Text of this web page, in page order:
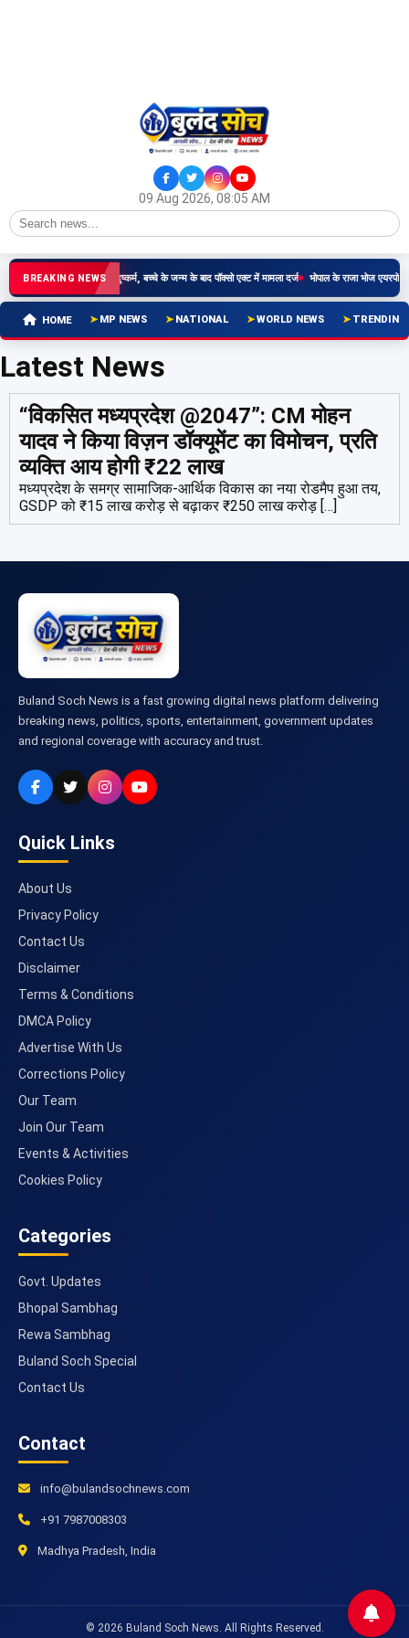
09 Aug 2026, 08:05 AM
BREAKING NEWS
किशोरी से रिश्तेदार ने किया दुष्कर्म, बच्चे के जन्म के बाद पॉक्सो एक्ट में मामला दर्ज भोपाल के राजा भोज
HOME MP NEWS NATIONAL WORLD NEWS TRENDING
Latest News
“विकसित मध्यप्रदेश @2047”: CM मोहन
यादव ने किया विज़न डॉक्यूमेंट का विमोचन, प्रति
व्यक्ति आय होगी ₹22 लाख
मध्यप्रदेश के समग्र सामाजिक-आर्थिक विकास का नया रोडमैप हुआ तय,
GSDP को ₹15 लाख करोड़ से बढ़ाकर ₹250 लाख करोड़ […]
Buland Soch News is a fast growing digital news platform delivering
breaking news, politics, sports, entertainment, government updates
and regional coverage with accuracy and trust.
Quick Links
About Us
Privacy Policy
Contact Us
Disclaimer
Terms & Conditions
DMCA Policy
Advertise With Us
Corrections Policy
Our Team
Join Our Team
Events & Activities
Cookies Policy
Categories
Govt. Updates
Bhopal Sambhag
Rewa Sambhag
Buland Soch Special
Contact Us
Contact
info@bulandsochnews.com
+91 7987008303
Madhya Pradesh, India
© 2026 Buland Soch News. All Rights Reserved.